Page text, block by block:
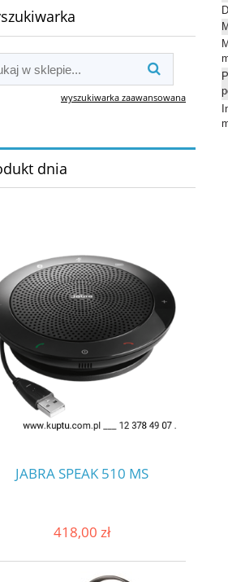
wyszukiwarka zaawansowana
dnia
JABRA SPEAK 510 MS
418,00 zł